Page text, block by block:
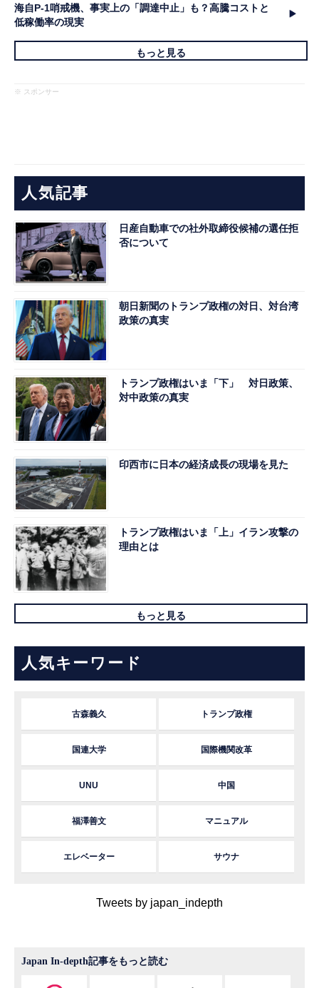
海自P-1哨戒機、事実上の「調達中止」も？高騰コストと
低稼働率の現実
もっと見る
※ スポンサー
人気記事
日産自動車での社外取締役候補の選任拒
否について
朝日新聞のトランプ政権の対日、対台湾
政策の真実
トランプ政権はいま「下」 対日政策、
対中政策の真実
印西市に日本の経済成長の現場を見た
トランプ政権はいま「上」イラン攻撃の
理由とは
もっと見る
人気キーワード
古森義久 トランプ政権
国連大学 国際機関改革
UNU 中国
福澤善文 マニュアル
エレベーター サウナ
Tweets by japan_indepth
Japan In-depth記事をもっと読む